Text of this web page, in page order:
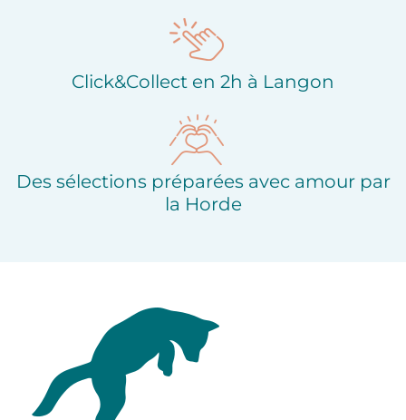
Click&Collect en 2h à Langon
Des sélections préparées avec amour par
la Horde